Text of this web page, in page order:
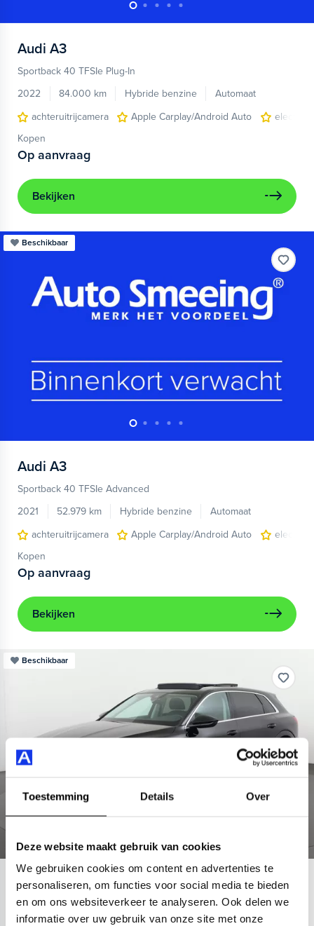
Toestemming Details Over
Deze website maakt gebruik van cookies
We gebruiken cookies om content en advertenties te
personaliseren, om functies voor social media te bieden
en om ons websiteverkeer te analyseren. Ook delen we
informatie over uw gebruik van onze site met onze
Audi A3
Sportback 40 TFSIe Plug-In
2022
84.000 km Hybride benzine
Automaat
achteruitrijcamera
Apple Carplay/Android Auto
Kopen
Op aanvraag
Bekijken
Beschikbaar
Audi A3
Sportback 40 TFSIe Advanced
2021
52.979 km Hybride benzine
Automaat
achteruitrijcamera
Apple Carplay/Android Auto
Kopen
Op aanvraag
Bekijken
Beschikbaar
Audi e-tron
55 quattro Advanced 95 kWh